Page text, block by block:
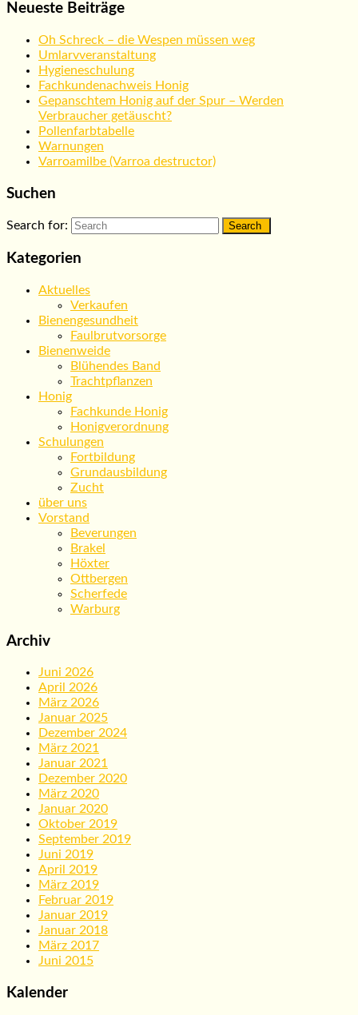
Neueste Beiträge
Oh Schreck – die Wespen müssen weg
Umlarvveranstaltung
Hygieneschulung
Fachkundenachweis Honig
Gepanschtem Honig auf der Spur – Werden
Verbraucher getäuscht?
Pollenfarbtabelle
Warnungen
Varroamilbe (Varroa destructor)
Suchen
Search for:
Kategorien
Aktuelles
Verkaufen
Bienengesundheit
Faulbrutvorsorge
Bienenweide
Blühendes Band
Trachtpflanzen
Honig
Fachkunde Honig
Honigverordnung
Schulungen
Fortbildung
Grundausbildung
Zucht
über uns
Vorstand
Beverungen
Brakel
Höxter
Ottbergen
Scherfede
Warburg
Archiv
Juni 2026
April 2026
März 2026
Januar 2025
Dezember 2024
März 2021
Januar 2021
Dezember 2020
März 2020
Januar 2020
Oktober 2019
September 2019
Juni 2019
April 2019
März 2019
Februar 2019
Januar 2019
Januar 2018
März 2017
Juni 2015
Kalender